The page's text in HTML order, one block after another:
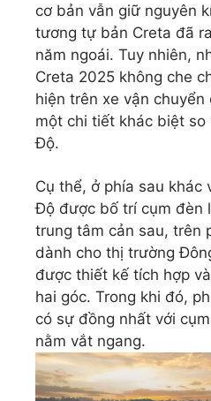
cơ bản vẫn giữ nguyên
tương tự bản Creta đã
năm ngoái. Tuy nhiên,
Creta 2025 không che
hiện trên xe vận
một chi tiết khác biệt so
Độ.
Cụ thể, ở phía sau khác
Độ được bố trí cụm đèn
trung tâm cản sau, trên
dành cho thị trường
được thiết kế tích hợp
hai góc. Trong khi đó,
có sự đồng nhất với
nằm vắt ngang.